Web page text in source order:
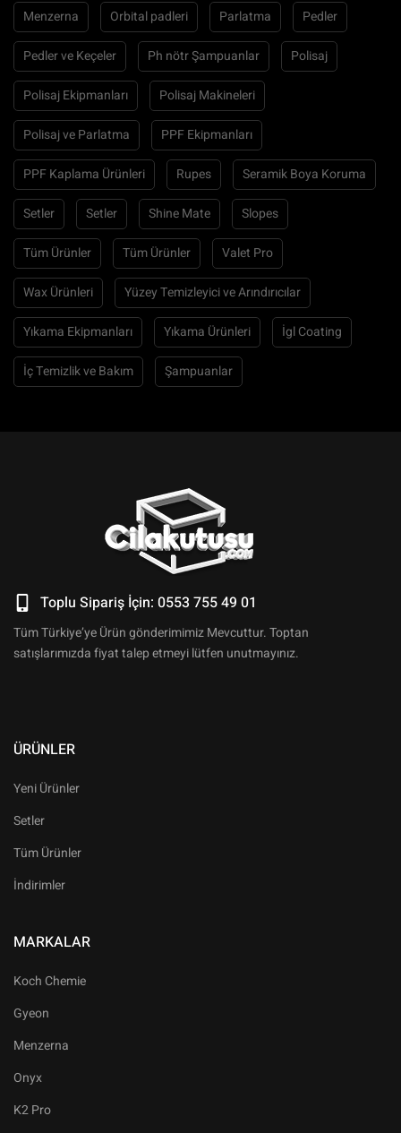
Menzerna Orbital padleri Parlatma Pedler
Pedler ve Keçeler Ph nötr Şampuanlar Polisaj
Polisaj Ekipmanları Polisaj Makineleri
Polisaj ve Parlatma PPF Ekipmanları
PPF Kaplama Ürünleri Rupes Seramik Boya Koruma
Setler Setler Shine Mate Slopes
Tüm Ürünler Tüm Ürünler Valet Pro
Wax Ürünleri Yüzey Temizleyici ve Arındırıcılar
Yıkama Ekipmanları Yıkama Ürünleri İgl Coating
İç Temizlik ve Bakım Şampuanlar
Toplu Sipariş İçin: 0553 755 49 01
Tüm Türkiye’ye Ürün gönderimimiz Mevcuttur. Toptan
satışlarımızda fiyat talep etmeyi lütfen unutmayınız.
ÜRÜNLER
Yeni Ürünler
Setler
Tüm Ürünler
İndirimler
MARKALAR
Koch Chemie
Gyeon
Menzerna
Onyx
K2 Pro